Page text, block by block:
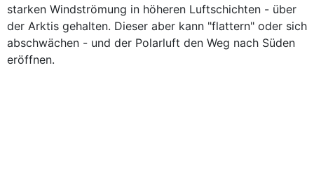
starken Windströmung in höheren Luftschichten - über
der Arktis gehalten. Dieser aber kann "flattern" oder sich
abschwächen - und der Polarluft den Weg nach Süden
eröffnen.